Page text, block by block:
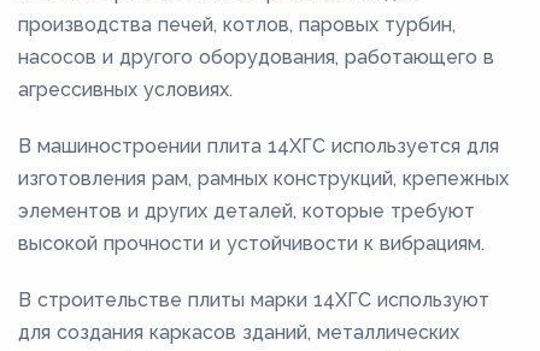
производства печей, котлов, паровых турбин,
насосов и другого оборудования, работающего в
агрессивных условиях.
В машиностроении плита 14ХГС используется для
изготовления рам, рамных конструкций, крепежных
элементов и других деталей, которые требуют
высокой прочности и устойчивости к вибрациям.
В строительстве плиты марки 14ХГС используют
для создания каркасов зданий, металлических